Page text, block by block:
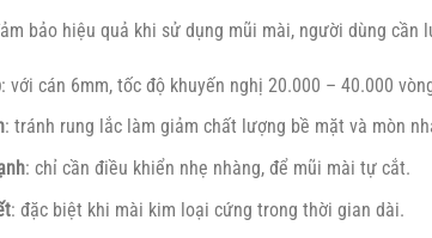
bảo hiệu quả khi sử dụng mũi mài, người dùng cần
: với cán 6mm, tốc độ khuyến nghị 20.000 – 40.000
: tránh rung lắc làm giảm chất lượng bề mặt và mòn
: chỉ cần điều khiển nhẹ nhàng, để mũi mài tự cắt.
: đặc biệt khi mài kim loại cứng trong thời gian dài.